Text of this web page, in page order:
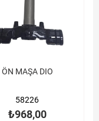
ÖN MAŞA DIO
58226
₺968,00